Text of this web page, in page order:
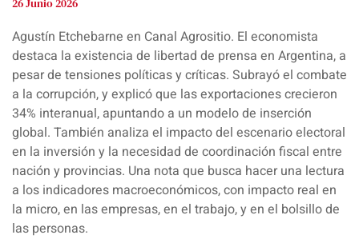
Agustín Etchebarne en Canal Agrositio. El economista
destaca la existencia de libertad de prensa en Argentina, a
pesar de tensiones políticas y críticas. Subrayó el combate
a la corrupción, y explicó que las exportaciones crecieron
34% interanual, apuntando a un modelo de inserción
global. También analiza el impacto del escenario electoral
en la inversión y la necesidad de coordinación fiscal entre
nación y provincias. Una nota que busca hacer una lectura
a los indicadores macroeconómicos, con impacto real en
la micro, en las empresas, en el trabajo, y en el bolsillo de
las personas.